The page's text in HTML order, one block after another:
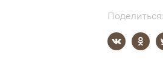
Поделиться: